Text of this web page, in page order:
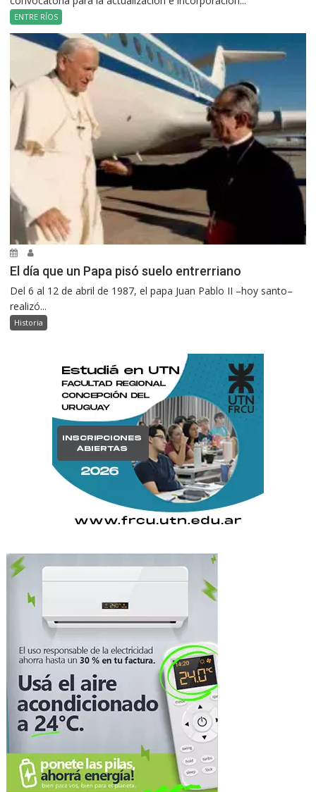
ENTRE RÍOS
El día que un Papa pisó suelo entrerriano
Del 6 al 12 de abril de 1987, el papa Juan Pablo II –hoy santo–
realizó...
Historia